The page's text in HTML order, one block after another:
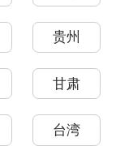
贵州
甘肃
台湾